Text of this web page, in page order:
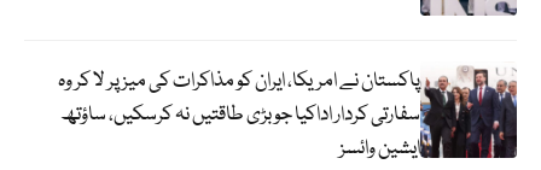
پاکستان نے امریکا، ایران کو مذاکرات کی میز پر لا کر وہ
سفارتی کردار اداکیا جو بڑی طاقتیں نہ کرسکیں، ساؤتھ
ایشین وائسز